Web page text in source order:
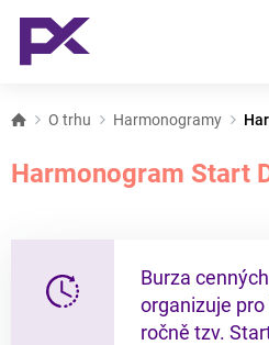
O trhu Harmonogramy
Harmonogram Start
Burza
organizuje
ročně tzv.